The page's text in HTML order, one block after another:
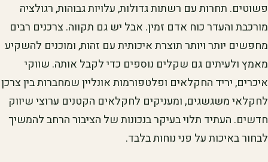
פשוטים. תחרות עם רשתות גדולות, עלויות גבוהות, רגולציה
מורכבת והעדר כוח אדם זמין. אבל יש גם תקווה. צרכנים רבים
מחפשים יותר ויותר תוצרת איכותית עם זהות, ומוכנים להשקיע
מאמץ ולעיתים גם שקלים נוספים כדי לקבל אותה. שווקי
איכרים, יריד החקלאים ופלטפורמות אונליין שמחברות בין צרכן
לחקלאי משגשגים, ומעניקים לחקלאים הקטנים ערוצי שיווק
חדשים. העתיד תלוי בעיקר בנכונות של הציבור הרחב להמשיך
לבחור באיכות על פני נוחות בלבד.